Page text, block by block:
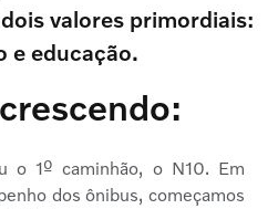
valores primordiais:
e educação.
o 1º caminhão, o N10. Em
dos ônibus, começamos